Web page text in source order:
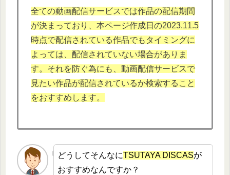
全ての動画配信サービスでは作品の配信期間
が決まっており、本ページ作成日の2023.11.5
時点で配信されている作品でもタイミングに
よっては、配信されていない場合がありま
す。それを防ぐ為にも、動画配信サービスで
見たい作品が配信されているか検索すること
をおすすめします。
どうしてそんなにTSUTAYA DISCASが
おすすめなんですか？